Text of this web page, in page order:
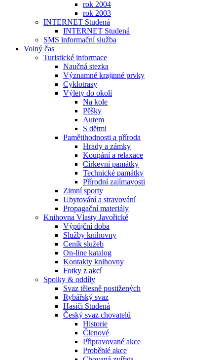
rok 2004
rok 2003
INTERNET Studená
INTERNET Studená
SMS informační služba
Volný čas
Turistické informace
Naučná stezka
Významné krajinné prvky
Cyklotrasy
Výlety do okolí
Na kole
Pěšky
Autem
S dětmi
Pamětihodnosti a příroda
Hrady a zámky
Koupání a relaxace
Církevní památky
Technické památky
Přírodní zajímavosti
Zimní sporty
Ubytování a stravování
Propagační materiály
Knihovna Vlasty Javořické
Výpůjční doba
Služby knihovny
Ceník služeb
On-line katalog
Kontakty knihovny
Fotky z akcí
Spolky & oddíly
Svaz tělesně postižených
Rybářský svaz
Hasiči Studená
Český svaz chovatelů
Historie
Členové
Připravované akce
Proběhlé akce